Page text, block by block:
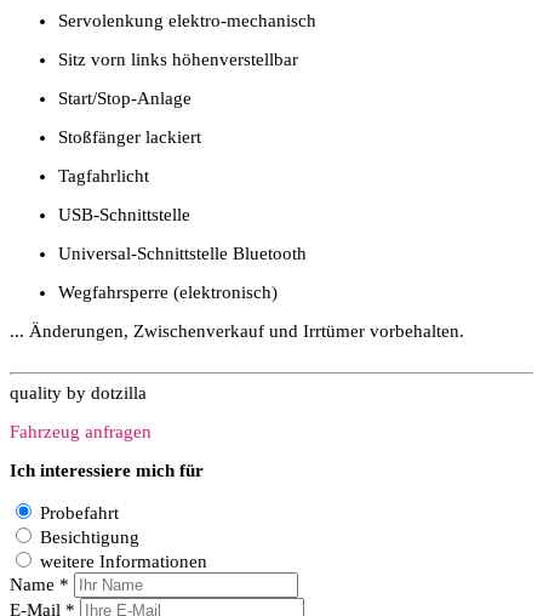
Servolenkung elektro-mechanisch
Sitz vorn links höhenverstellbar
Start/Stop-Anlage
Stoßfänger lackiert
Tagfahrlicht
USB-Schnittstelle
Universal-Schnittstelle Bluetooth
Wegfahrsperre (elektronisch)
... Änderungen, Zwischenverkauf und Irrtümer vorbehalten.
quality by dotzilla
Fahrzeug anfragen
Ich interessiere mich für
Probefahrt
Besichtigung
weitere Informationen
Name *
E-Mail *